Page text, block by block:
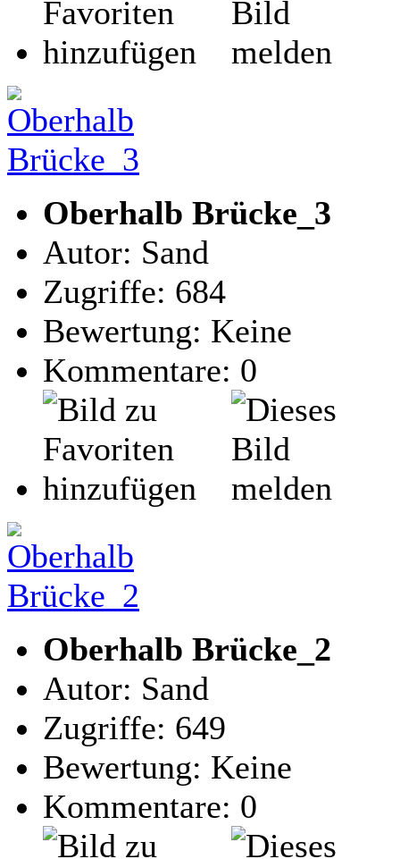
Oberhalb Brücke_3
Autor: Sand
Zugriffe: 684
Bewertung: Keine
Kommentare: 0
Oberhalb Brücke_2
Autor: Sand
Zugriffe: 649
Bewertung: Keine
Kommentare: 0